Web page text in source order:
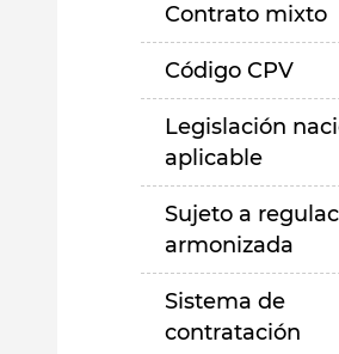
Contrato mixto
Código CPV
Legislación
aplicable
Sujeto a
armonizada
Sistema de
contratación